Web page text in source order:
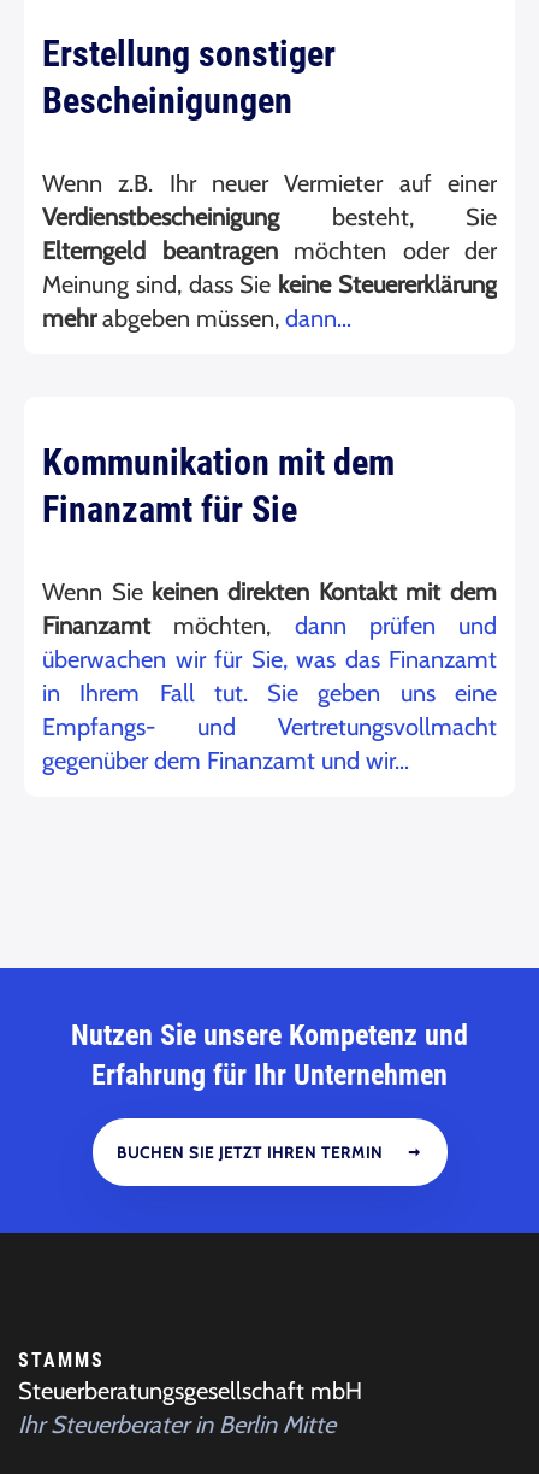
Erstellung sonstiger
Bescheinigungen
Wenn z.B. Ihr neuer Vermieter auf einer
Verdienstbescheinigungbesteht, Sie
Elterngeld
beantragenmöchten oder der
Meinung sind, dass Sie keine Steuererklärung
mehrabgeben müssen, dann…
Kommunikation mit dem
Finanzamt für Sie
Wenn Sie keinen direkten Kontakt mit dem
Finanzamtmöchten, dann prüfen und
überwachen wir für Sie, was das Finanzamt
in Ihrem Fall tut. Sie geben uns eine
Empfangs- und Vertretungsvollmacht
gegenüber dem Finanzamt und wir…
Nutzen Sie unsere Kompetenz und
Erfahrung für Ihr Unternehmen
BUCHEN SIE JETZT IHREN TERMIN
STAMMS
Steuerberatungsgesellschaft mbH
Ihr Steuerberater in Berlin Mitte